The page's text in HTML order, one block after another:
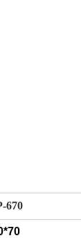
670